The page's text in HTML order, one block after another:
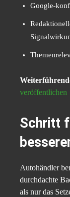
Google-
veröffentlichen
Schritt
Autohändler
durchdachte
als nur das